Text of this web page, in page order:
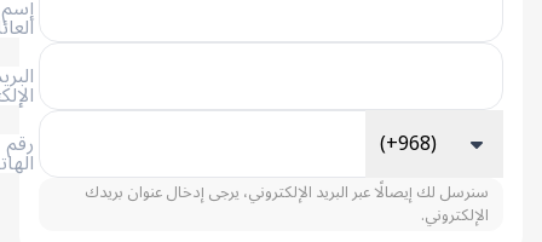
العائلة
الإلكتروني
الهاتف (+968)
سنرسل لك إيصالًا عبر البريد الإلكتروني، يرجى إدخال عنوان بريدك
الإلكتروني.